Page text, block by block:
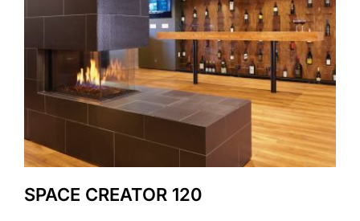
SPACE CREATOR 120